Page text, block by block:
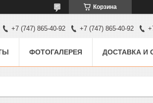
Корзина
+7 (747) 865-40-92 +7 (747) 865-40-92
ФОТОГАЛЕРЕЯ ДОСТАВКА И